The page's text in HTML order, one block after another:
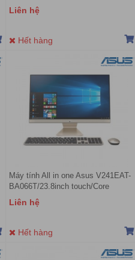
5 7520U | 8GB | 512GB | AMD
Radeon | 23.8 inch FHD | Win 11 |
Liên hệ
Hết hàng
Máy tính All in one Asus V241EAT-
BA066T/23.8inch touch/Core
i3/8GB/512GB SSD/Windows 10
home
Liên hệ
Hết hàng